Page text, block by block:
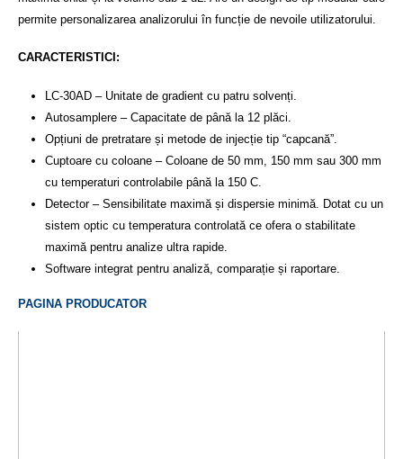
permite personalizarea analizorului în funcție de nevoile utilizatorului.
CARACTERISTICI:
LC-30AD – Unitate de gradient cu patru solvenți.
Autosamplere – Capacitate de până la 12 plăci.
Opțiuni de pretratare și metode de injecție tip “capcană”.
Cuptoare cu coloane – Coloane de 50 mm, 150 mm sau 300 mm
cu temperaturi controlabile până la 150 C.
Detector – Sensibilitate maximă și dispersie minimă. Dotat cu un
sistem optic cu temperatura controlată ce ofera o stabilitate
maximă pentru analize ultra rapide.
Software integrat pentru analiză, comparație și raportare.
PAGINA PRODUCATOR